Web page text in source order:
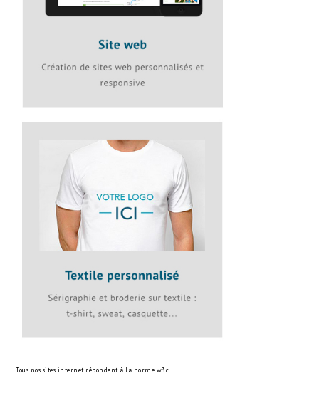
Tous nos sites internet répondent à la norme w3c